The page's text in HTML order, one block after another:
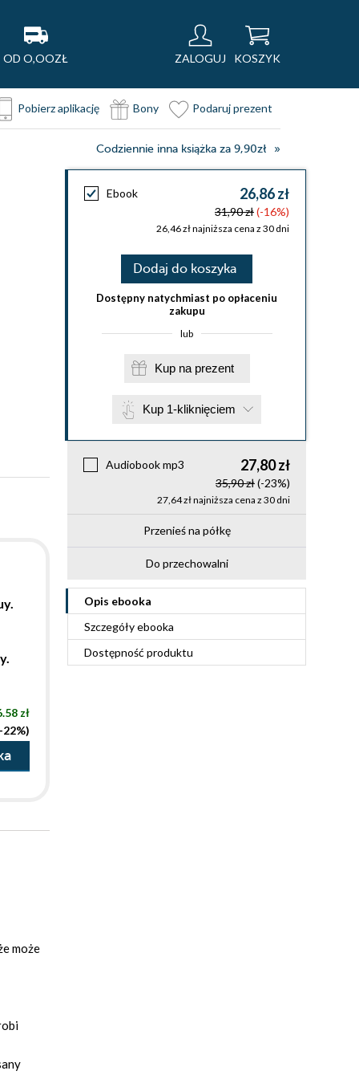
OD O,OOZŁ ZALOGUJ KOSZYK
Pobierz aplikację Bony Podaruj prezent
Codziennie inna książka za 9,90zł
Ebook 26,86 zł
31,90 zł(-16%)
26,46 zł najniższa cena z 30 dni
Dodaj do koszyka
Dostępny natychmiast po opłaceniu
zakupu
lub
Kup na prezent
Kup 1-kliknięciem
Audiobook mp3 27,80 zł
35,90 zł(-23%)
27,64 zł najniższa cena z 30 dni
Przenieś na półkę
Do przechowalni
Opis ebooka
Szczegółyebooka
Dostępność produktu
zł
22%)
może